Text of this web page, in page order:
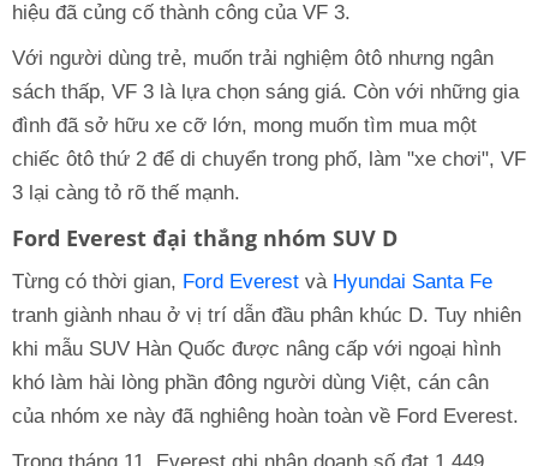
hiệu đã củng cố thành công của VF 3.
Với người dùng trẻ, muốn trải nghiệm ôtô nhưng ngân
sách thấp, VF 3 là lựa chọn sáng giá. Còn với những gia
đình đã sở hữu xe cỡ lớn, mong muốn tìm mua một
chiếc ôtô thứ 2 để di chuyển trong phố, làm "xe chơi", VF
3 lại càng tỏ rõ thế mạnh.
Ford Everest đại thắng nhóm SUV D
Từng có thời gian, Ford Everest và Hyundai Santa Fe
tranh giành nhau ở vị trí dẫn đầu phân khúc D. Tuy nhiên
khi mẫu SUV Hàn Quốc được nâng cấp với ngoại hình
khó làm hài lòng phần đông người dùng Việt, cán cân
của nhóm xe này đã nghiêng hoàn toàn về Ford Everest.